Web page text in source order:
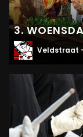
3.
Veldstraat -